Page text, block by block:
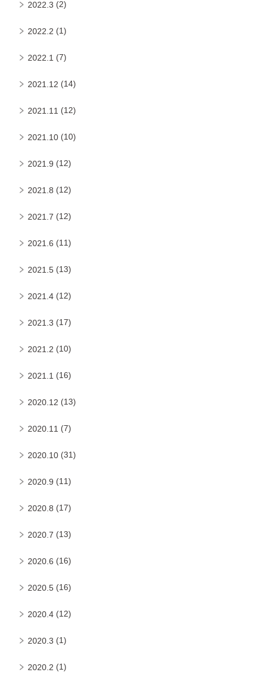
2022.3 (2)
2022.2 (1)
2022.1 (7)
2021.12 (14)
2021.11 (12)
2021.10 (10)
2021.9 (12)
2021.8 (12)
2021.7 (12)
2021.6 (11)
2021.5 (13)
2021.4 (12)
2021.3 (17)
2021.2 (10)
2021.1 (16)
2020.12 (13)
2020.11 (7)
2020.10 (31)
2020.9 (11)
2020.8 (17)
2020.7 (13)
2020.6 (16)
2020.5 (16)
2020.4 (12)
2020.3 (1)
2020.2 (1)